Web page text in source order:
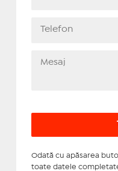
Odată cu apăsarea
toate datele